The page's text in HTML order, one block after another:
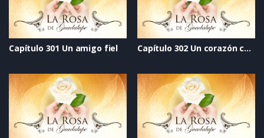
Capítulo 301 Un amigo fiel Capítulo 302 Un corazón completo